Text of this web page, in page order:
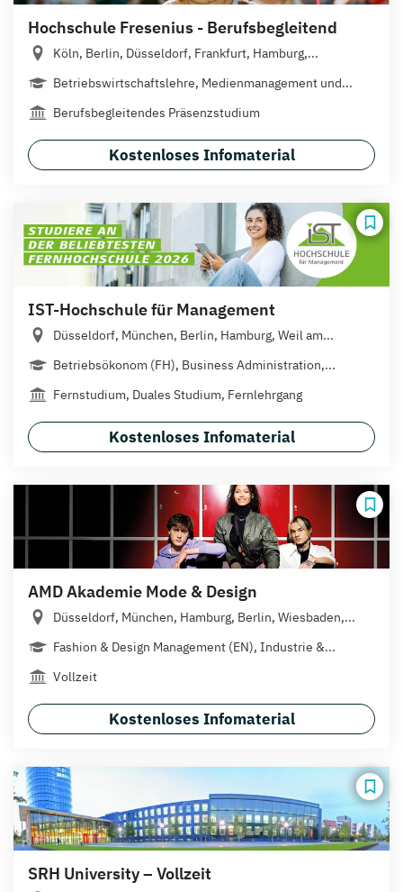
Hochschule Fresenius - Berufsbegleitend
Köln, Berlin, Düsseldorf, Frankfurt, Hamburg,...
Betriebswirtschaftslehre, Medienmanagement und...
Berufsbegleitendes Präsenzstudium
Kostenloses Infomaterial
IST-Hochschule für Management
Düsseldorf, München, Berlin, Hamburg, Weil am...
Betriebsökonom (FH), Business Administration,...
Fernstudium, Duales Studium, Fernlehrgang
Kostenloses Infomaterial
AMD Akademie Mode & Design
Düsseldorf, München, Hamburg, Berlin, Wiesbaden,...
Fashion & Design Management (EN), Industrie &...
Vollzeit
Kostenloses Infomaterial
SRH University – Vollzeit